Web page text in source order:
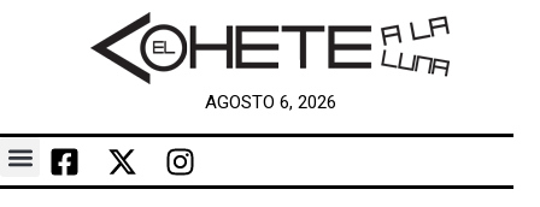
AGOSTO 6, 2026